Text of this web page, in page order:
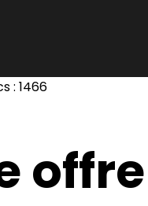
: 1466